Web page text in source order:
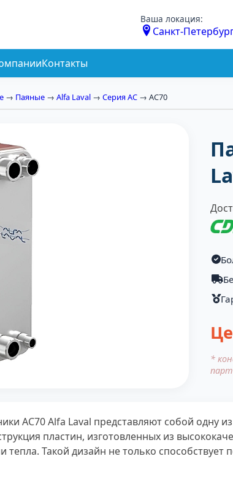
Ваша локация:
Санкт-
Контакты
→ Паяные → Alfa Laval → Серия AC → AC70
*
AC70 Alfa Laval представляют собой одну
пластин, изготовленных из
Такой дизайн не только